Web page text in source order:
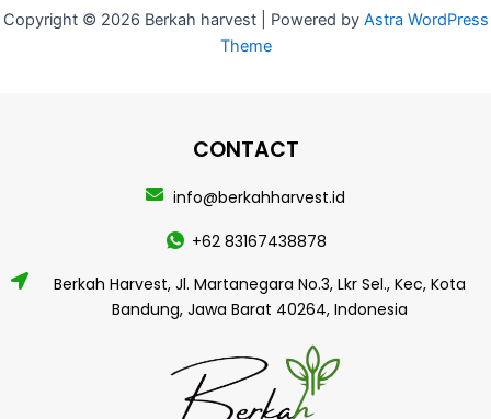
Copyright © 2026 Berkah harvest | Powered by Astra WordPress
Theme
CONTACT
info@berkahharvest.id
+62 83167438878
Berkah Harvest, Jl. Martanegara No.3, Lkr Sel., Kec, Kota
Bandung, Jawa Barat 40264, Indonesia